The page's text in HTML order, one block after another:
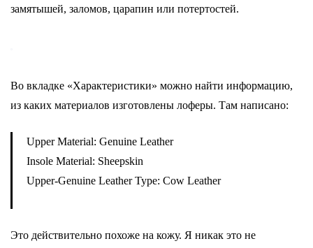
замятышей, заломов, царапин или потертостей.
Во вкладке «Характеристики» можно найти информацию,
из каких материалов изготовлены лоферы. Там написано:
Upper Material: Genuine Leather
Insole Material: Sheepskin
Upper-Genuine Leather Type: Cow Leather
Это действительно похоже на кожу. Я никак это не